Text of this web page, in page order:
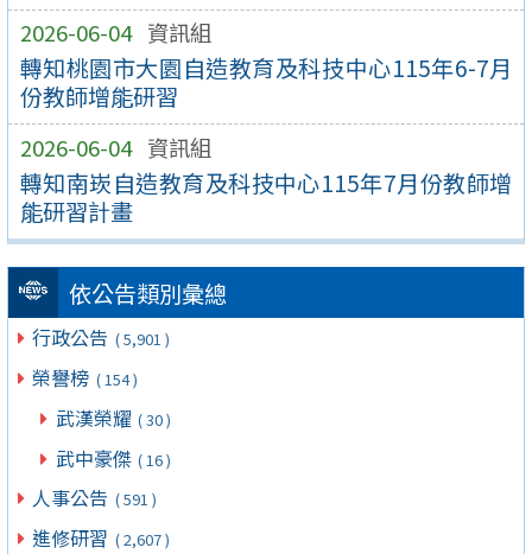
2026-06-04 資訊組
轉知桃園市大園自造教育及科技中心115年6-7月
份教師增能研習
2026-06-04 資訊組
轉知南崁自造教育及科技中心115年7月份教師增
能研習計畫
依公告類別彙總
行政公告 ( 5,901 )
榮譽榜 ( 154 )
武漢榮耀 ( 30 )
武中豪傑 ( 16 )
人事公告 ( 591 )
進修研習 ( 2,607 )